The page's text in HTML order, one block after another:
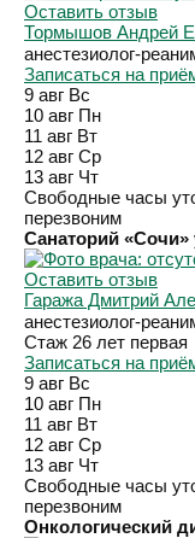
Оставить отзыв
Тормышов Андрей
анестезиолог-
Записаться на
9 авг Вс
10 авг Пн
11 авг Вт
12 авг Ср
13 авг Чт
Свободные часы
перезвоним
Санаторий «Сочи»
Оставить отзыв
Гаража Дмитрий
анестезиолог-
Стаж 26 лет первая
Записаться на
9 авг Вс
10 авг Пн
11 авг Вт
12 авг Ср
13 авг Чт
Свободные часы
перезвоним
Онкологический